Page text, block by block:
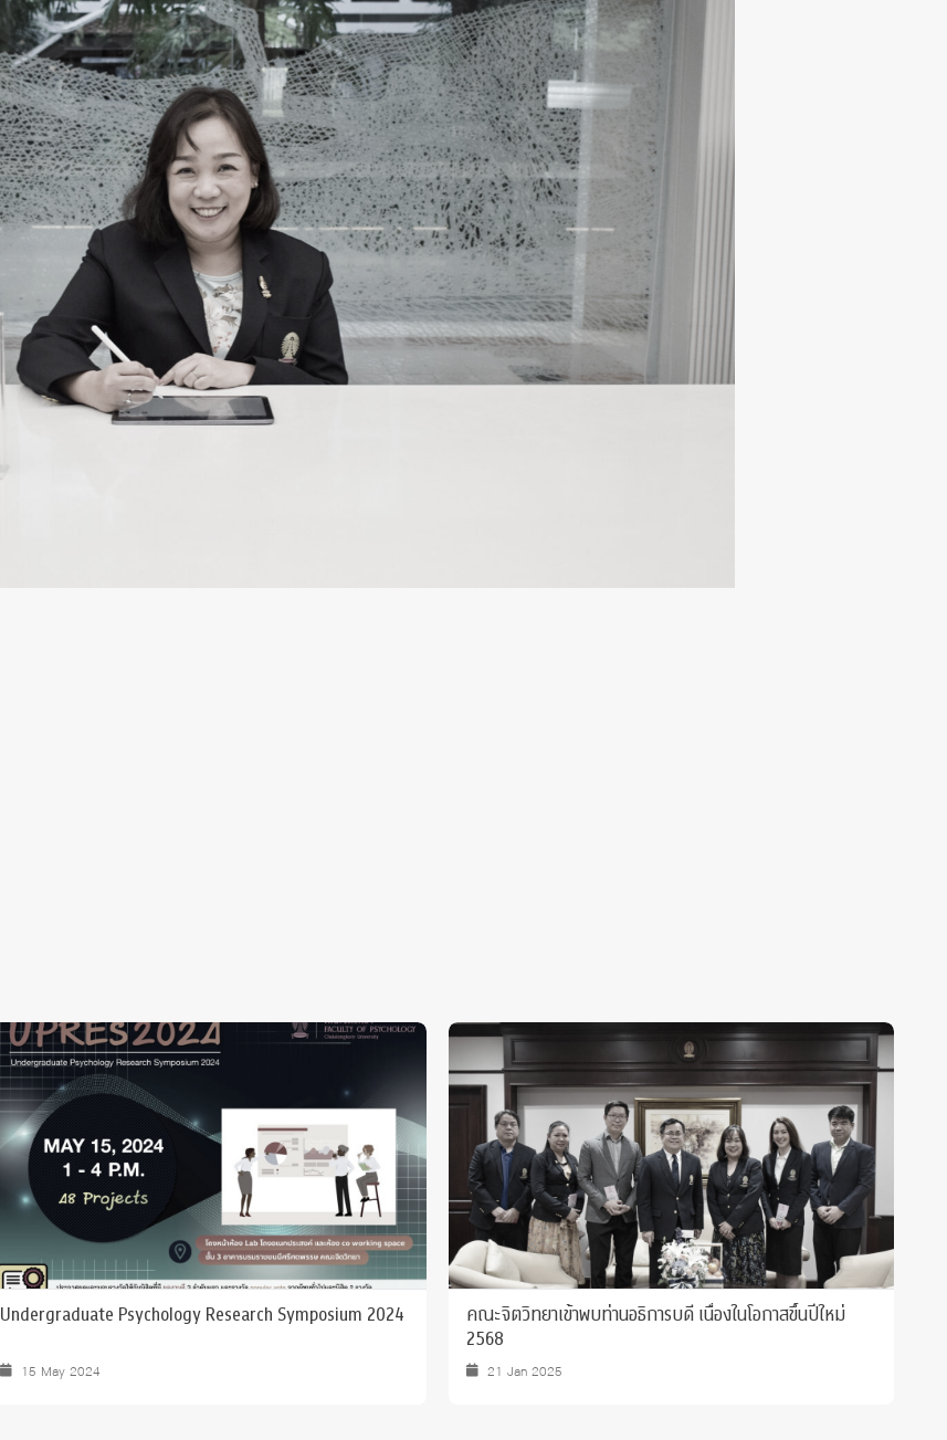
คณะจิตวิทยาเข้าพบท่านอธิการบดี เนื่องในโอกาสขึ้นปีใหม่
21 Jan 2025
ขอแสดงความยินดีกับ ศาสตราจารย์ ดร.อรัญญา ตุ้ยคำภีร์ ที่
ได้ดำรงตำแหน่ง "นายกสมาคมจิตวิทยาแห่งประเทศไทย"
23 Jun 2025